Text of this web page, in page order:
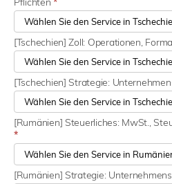
[Tschechien] Zoll: Operationen,
[Tschechien] Strategie:
[Rumänien] Steuerliches: MwSt.,
*
[Rumänien] Strategie: